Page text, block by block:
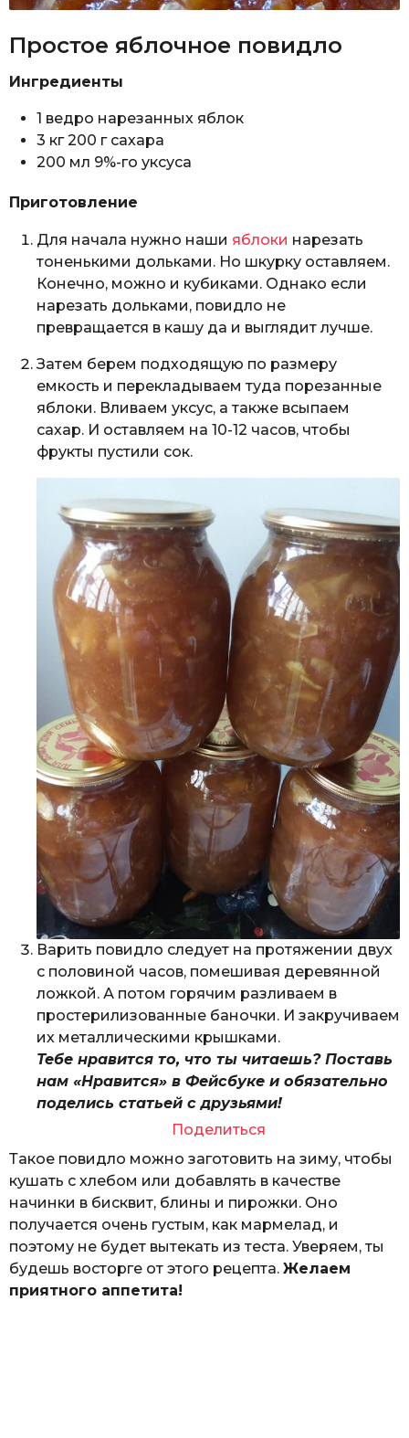
Простое яблочное повидло
Ингредиенты
1 ведро нарезанных яблок
3 кг 200 г сахара
200 мл 9%-го уксуса
Приготовление
Для начала нужно наши яблоки нарезать
тоненькими дольками. Но шкурку оставляем.
Конечно, можно и кубиками. Однако если
нарезать дольками, повидло не
превращается в кашу да и выглядит лучше.
Затем берем подходящую по размеру
емкость и перекладываем туда порезанные
яблоки. Вливаем уксус, а также всыпаем
сахар. И оставляем на 10-12 часов, чтобы
фрукты пустили сок.
Варить повидло следует на протяжении двух
с половиной часов, помешивая деревянной
ложкой. А потом горячим разливаем в
простерилизованные баночки. И закручиваем
их металлическими крышками.
Тебе нравится то, что ты читаешь? Поставь
нам «Нравится» в Фейсбуке и обязательно
поделись статьей с друзьями!
Поделиться
Такое повидло можно заготовить на зиму, чтобы
кушать с хлебом или добавлять в качестве
начинки в бисквит, блины и пирожки. Оно
получается очень густым, как мармелад, и
поэтому не будет вытекать из теста. Уверяем, ты
будешь восторге от этого рецепта. Желаем
приятного аппетита!